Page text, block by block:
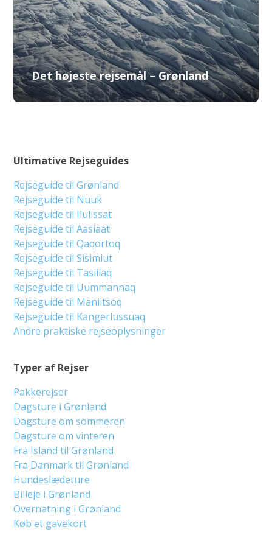
Det højeste rejsemål – Grønland
Typer af Rejser
Pakkerejser
Dagsture i Grønland
Dagsture om sommeren
Dagsture om vinteren
Fra Island til Grønland
Fra Danmark til Grønland
Hundeslædeture
Billeje i Grønland
Overnatning i Grønland
Køb et gavekort
Ultimative Rejseguides
Rejseguide til Grønland
Rejseguide til Nuuk
Rejseguide til Ilulissat
Rejseguide til Aasiaat
Rejseguide til Qaqortoq
Rejseguide til Sisimiut
Rejseguide til Tasiilaq
Rejseguide til Uummannaq
Rejseguide til Maniitsoq
Rejseguide til Kangerlussuaq
Andre praktiske rejseoplysninger